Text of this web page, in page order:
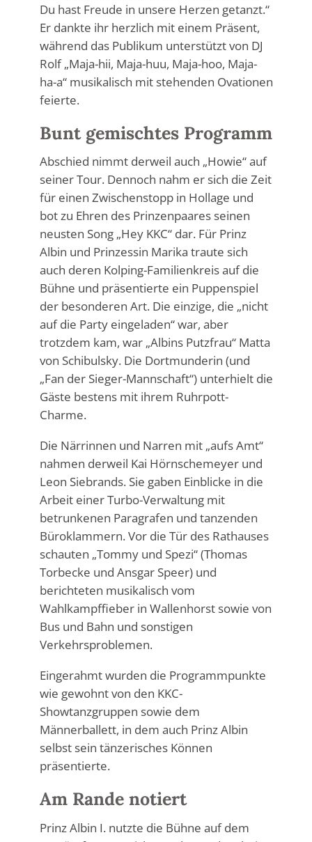
Du hast Freude in unsere Herzen getanzt.“
Er dankte ihr herzlich mit einem Präsent,
während das Publikum unterstützt von DJ
Rolf „Maja-hii, Maja-huu, Maja-hoo, Maja-
ha-a“ musikalisch mit stehenden Ovationen
feierte.
Bunt gemischtes Programm
Abschied nimmt derweil auch „Howie“ auf
seiner Tour. Dennoch nahm er sich die Zeit
für einen Zwischenstopp in Hollage und
bot zu Ehren des Prinzenpaares seinen
neusten Song „Hey KKC“ dar. Für Prinz
Albin und Prinzessin Marika traute sich
auch deren Kolping-Familienkreis auf die
Bühne und präsentierte ein Puppenspiel
der besonderen Art. Die einzige, die „nicht
auf die Party eingeladen“ war, aber
trotzdem kam, war „Albins Putzfrau“ Matta
von Schibulsky. Die Dortmunderin (und
„Fan der Sieger-Mannschaft“) unterhielt die
Gäste bestens mit ihrem Ruhrpott-
Charme.
Die Närrinnen und Narren mit „aufs Amt“
nahmen derweil Kai Hörnschemeyer und
Leon Siebrands. Sie gaben Einblicke in die
Arbeit einer Turbo-Verwaltung mit
betrunkenen Paragrafen und tanzenden
Büroklammern. Vor die Tür des Rathauses
schauten „Tommy und Spezi“ (Thomas
Torbecke und Ansgar Speer) und
berichteten musikalisch vom
Wahlkampffieber in Wallenhorst sowie von
Bus und Bahn und sonstigen
Verkehrsproblemen.
Eingerahmt wurden die Programmpunkte
wie gewohnt von den KKC-
Showtanzgruppen sowie dem
Männerballett, in dem auch Prinz Albin
selbst sein tänzerisches Können
präsentierte.
Am Rande notiert
Prinz Albin I. nutzte die Bühne auf dem